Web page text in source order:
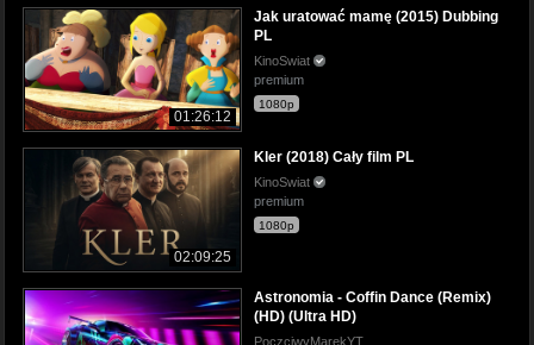
01:26:12
Jak uratować mamę (2015) Dubbing
PL
KinoSwiat
premium
1080p
02:09:25
Kler (2018) Cały film PL
KinoSwiat
premium
1080p
Astronomia - Coffin Dance (Remix)
(HD) (Ultra HD)
PoczciwyMarekYT